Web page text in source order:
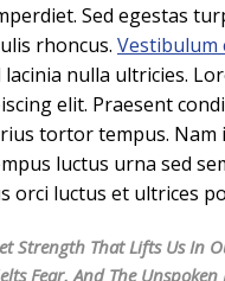
Sed egestas
rhoncus. Vestibulum
nulla ultricies.
elit. Praesent
tortor tempus.
luctus urna sed
orci luctus et ultrices
Strength That Lifts Us In
Fear, And The